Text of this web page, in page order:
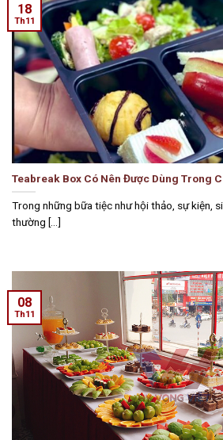
Teabreak Box Có Nên Được Dùng Trong
Trong những bữa tiệc như hội thảo, sự kiện,
thường [...]
18
Th11
08
Th11